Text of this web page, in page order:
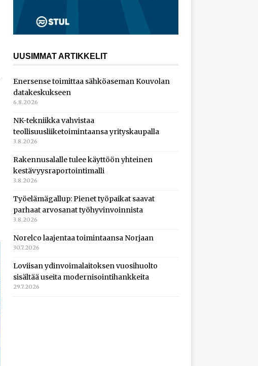
UUSIMMAT ARTIKKELIT
Enersense toimittaa sähköaseman Kouvolan
datakeskukseen
6.8.2026
NK-tekniikka vahvistaa
teollisuusliiketoimintaansa yrityskaupalla
3.8.2026
Rakennusalalle tulee käyttöön yhteinen
kestävyysraportointimalli
3.8.2026
Työelämägallup: Pienet työpaikat saavat
parhaat arvosanat työhyvinvoinnista
3.8.2026
Norelco laajentaa toimintaansa Norjaan
30.7.2026
Loviisan ydinvoimalaitoksen vuosihuolto
sisältää useita modernisointihankkeita
29.7.2026